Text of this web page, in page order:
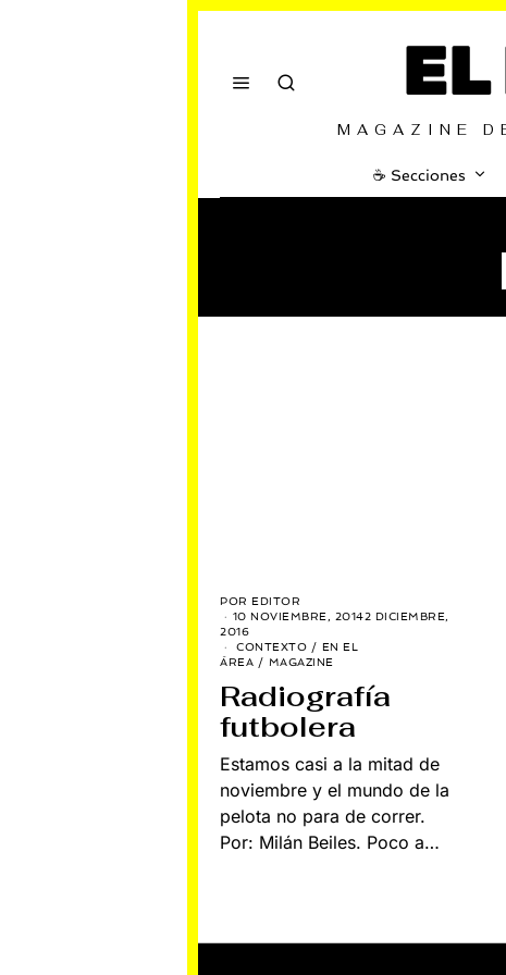
MAGAZINE
☕️ Secciones
POR EDITOR
10 NOVIEMBRE, 20142 DICIEMBRE,
2016
CONTEXTO / EN EL
ÁREA / MAGAZINE
Radiografía
futbolera
Estamos casi a la mitad de
noviembre y el mundo de la
pelota no para de correr.
Por: Milán Beiles. Poco a…